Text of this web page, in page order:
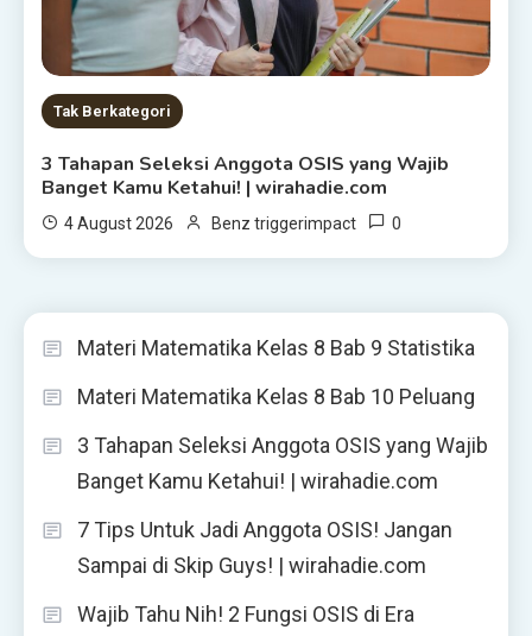
Tak Berkategori
3 Tahapan Seleksi Anggota OSIS yang Wajib
Banget Kamu Ketahui! | wirahadie.com
4 August 2026 Benz triggerimpact 0
Materi Matematika Kelas 8 Bab 9 Statistika
Materi Matematika Kelas 8 Bab 10 Peluang
3 Tahapan Seleksi Anggota OSIS yang Wajib
Banget Kamu Ketahui! | wirahadie.com
7 Tips Untuk Jadi Anggota OSIS! Jangan
Sampai di Skip Guys! | wirahadie.com
Wajib Tahu Nih! 2 Fungsi OSIS di Era